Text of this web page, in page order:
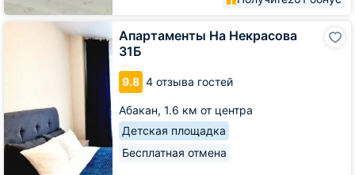
Апартаменты На Некрасова
31Б
9.8 4 отзыва гостей
Абакан, 1.6 км от центра
Детская площадка
Бесплатная отмена
Апартаменты